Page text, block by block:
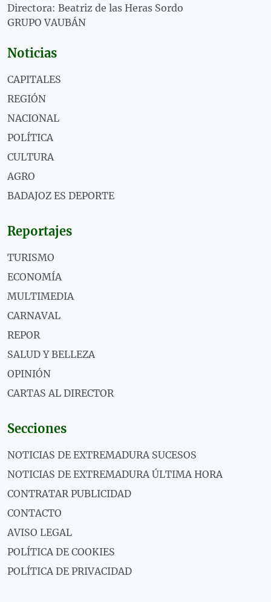
Directora: Beatriz de las Heras Sordo
GRUPO VAUBÁN
Noticias
CAPITALES
REGIÓN
NACIONAL
POLÍTICA
CULTURA
AGRO
BADAJOZ ES DEPORTE
Reportajes
TURISMO
ECONOMÍA
MULTIMEDIA
CARNAVAL
REPOR
SALUD Y BELLEZA
OPINIÓN
CARTAS AL DIRECTOR
Secciones
NOTICIAS DE EXTREMADURA SUCESOS
NOTICIAS DE EXTREMADURA ÚLTIMA HORA
CONTRATAR PUBLICIDAD
CONTACTO
AVISO LEGAL
POLÍTICA DE COOKIES
POLÍTICA DE PRIVACIDAD